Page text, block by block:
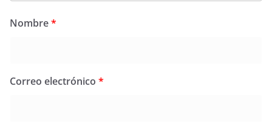
Nombre*
Correo electrónico *